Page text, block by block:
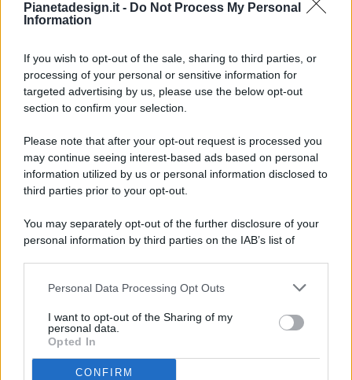
Pianetadesign.it - Do Not Process My Personal
Information
If you wish to opt-out of the sale, sharing to third parties, or
processing of your personal or sensitive information for
targeted advertising by us, please use the below opt-out
section to confirm your selection.
Please note that after your opt-out request is processed you
may continue seeing interest-based ads based on personal
information utilized by us or personal information disclosed to
third parties prior to your opt-out.
You may separately opt-out of the further disclosure of your
personal information by third parties on the IAB’s list of
This information may also be disclosed by us to third parties
disclose it to other third parties.
Personal Data Processing Opt Outs
I want to opt-out of the Sharing of my
personal data.
Opted In
CONFIRM
© 2026 - Pianeta Design - P.IVA 04827280654 - Testata
Registrata Al Tribunale Di Nocera Inferiore N. 8/2020 - RG N.
ISCRIZIONE AL ROC N. 35792 – ISCRITTA ALL’ANSO
(ASSOCIAZIONE NAZIONALE STAMPA ONLINE)
PREFERENZE PRIVACY